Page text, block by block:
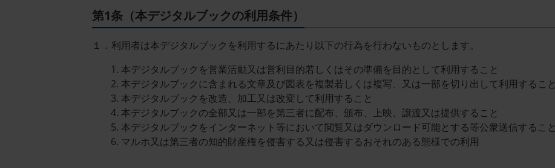
第1条（本デジタルブックの利用条件）
１．利用者は本デジタルブックを利用するにあたり以下の行為を行わないものとします。
本デジタルブックを営業活動又は営利目的若しくはその準備を目的として利用すること
本デジタルブックに含まれる文章及び図表を複製若しくは複写、又は一部を切り出して利用すること
本デジタルブックを改造、加工又は改変して利用すること
本デジタルブックの全部又は一部を第三者に配布、頒布、上映、譲渡又は提供すること
本デジタルブックをインターネット等において閲覧又はダウンロード可能とする等公衆送信すること
マルホ又は第三者の知的財産権を侵害する又は侵害するおそれのある態様での利用